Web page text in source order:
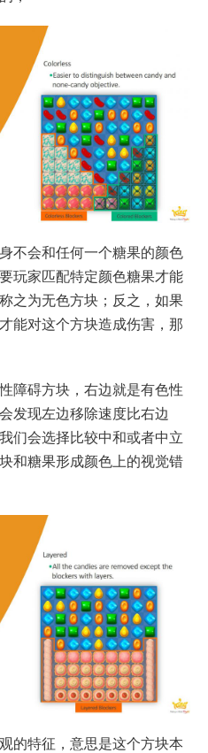
不会和任何一个糖果的颜色
玩家匹配特定颜色糖果才能
之为无色方块；反之，如果
能对这个方块造成伤害，那
障碍方块，右边就是有色性
发现左边移除速度比右边
们会选择比较中和或者中立
和糖果形成颜色上的视觉错
的特征，意思是这个方块本